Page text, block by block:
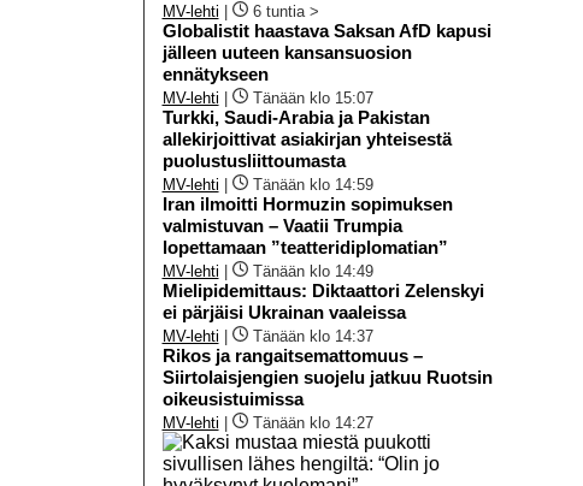
MV-lehti 6 tuntia >
Globalistit haastava Saksan AfD kapusi
jälleen uuteen kansansuosion
ennätykseen
MV-lehti Tänään klo 15:07
Turkki, Saudi-Arabia ja Pakistan
allekirjoittivat asiakirjan yhteisestä
puolustusliittoumasta
MV-lehti Tänään klo 14:59
Iran ilmoitti Hormuzin sopimuksen
valmistuvan – Vaatii Trumpia
lopettamaan ”teatteridiplomatian”
MV-lehti Tänään klo 14:49
Mielipidemittaus: Diktaattori Zelenskyi
ei pärjäisi Ukrainan vaaleissa
MV-lehti Tänään klo 14:37
Rikos ja rangaitsemattomuus –
Siirtolaisjengien suojelu jatkuu Ruotsin
oikeusistuimissa
MV-lehti Tänään klo 14:27